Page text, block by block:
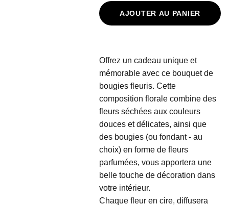
AJOUTER AU PANIER
Offrez un cadeau unique et
mémorable avec ce bouquet de
bougies fleuris. Cette
composition florale combine des
fleurs séchées aux couleurs
douces et délicates, ainsi que
des bougies (ou fondant - au
choix) en forme de fleurs
parfumées, vous apportera une
belle touche de décoration dans
votre intérieur.
Chaque fleur en cire, diffusera